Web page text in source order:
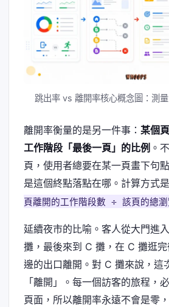
跳出率 vs 離開率核心概念圖：測
離開率衡量的是另一件事： 某個
工作階段「最後一頁」的比例 。
頁，使用者總要在某一頁畫下句
是這個終點落點在哪。計算方式是
頁離開的工作階段數 ÷ 該頁的總
延續夜市的比喻。客人從大門進
攤，最後來到 C 攤，在 C 攤逛
邊的出口離開。對 C 攤來說，這
「離開」。每一個訪客的旅程，
頁面，所以離開率永遠不會是零